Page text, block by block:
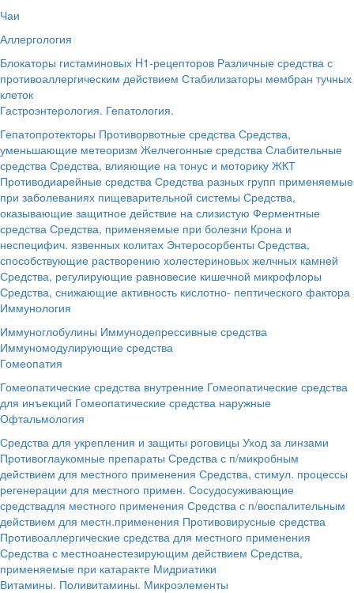
Чаи
Аллергология
Блокаторы гистаминовых H1-рецепторов Различные средства с
противоаллергическим действием Стабилизаторы мембран тучных
клеток
Гастроэнтерология. Гепатология.
Гепатопротекторы Противорвотные средства Средства,
уменьшающие метеоризм Желчегонные средства Слабительные
средства Средства, влияющие на тонус и моторику ЖКТ
Противодиарейные средства Средства разных групп применяемые
при заболеваниях пищеварительной системы Средства,
оказывающие защитное действие на слизистую Ферментные
средства Средства, применяемые при болезни Крона и
неспецифич. язвенных колитах Энтеросорбенты Средства,
способствующие растворению холестериновых желчных камней
Средства, регулирующие равновесие кишечной микрофлоры
Средства, снижающие активность кислотно- пептического фактора
Иммунология
Иммуноглобулины Иммунодепрессивные средства
Иммуномодулирующие средства
Гомеопатия
Гомеопатические средства внутренние Гомеопатические средства
для инъекций Гомеопатические средства наружные
Офтальмология
Средства для укрепления и защиты роговицы Уход за линзами
Противоглаукомные препараты Средства с п/микробным
действием для местного применения Средства, стимул. процессы
регенерации для местного примен. Сосудосуживающие
средствадля местного применения Средства с п/воспалительным
действием для местн.применения Противовирусные средства
Противоаллергические средства для местного применения
Средства с местноанестезирующим действием Средства,
применяемые при катаракте Мидриатики
Витамины. Поливитамины. Микроэлементы